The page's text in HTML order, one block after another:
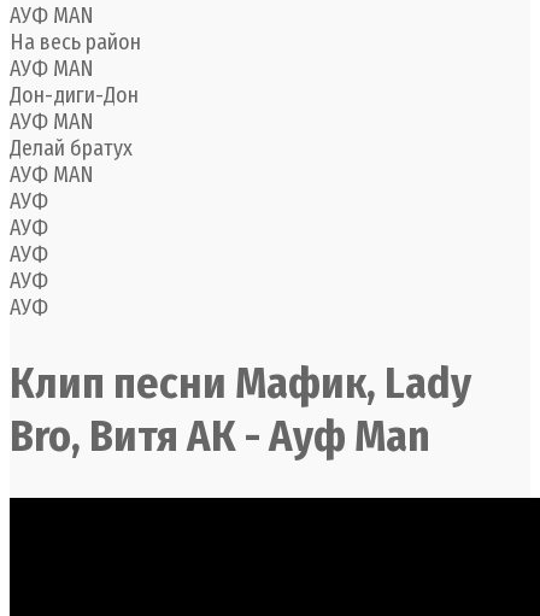
АУФ MAN
На весь район
АУФ MAN
Дон-диги-Дон
АУФ MAN
Делай братух
АУФ MAN
АУФ
АУФ
АУФ
АУФ
АУФ
Клип песни Мафик, Lady
Bro, Витя АК - Ауф Маn